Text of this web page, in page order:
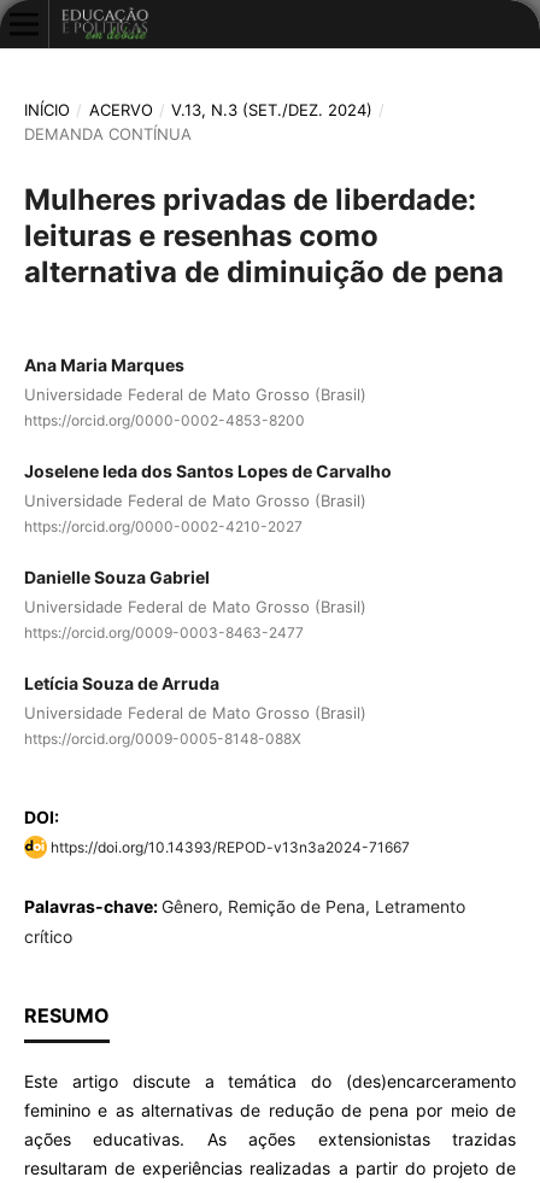
INÍCIO / ACERVO / V.13, N.3 (SET./DEZ. 2024) /
DEMANDA CONTÍNUA
Mulheres privadas de liberdade:
leituras e resenhas como
alternativa de diminuição de pena
Ana Maria Marques
Universidade Federal de Mato Grosso (Brasil)
https://orcid.org/0000-0002-4853-8200
Joselene Ieda dos Santos Lopes de Carvalho
Universidade Federal de Mato Grosso (Brasil)
https://orcid.org/0000-0002-4210-2027
Danielle Souza Gabriel
Universidade Federal de Mato Grosso (Brasil)
https://orcid.org/0009-0003-8463-2477
Letícia Souza de Arruda
Universidade Federal de Mato Grosso (Brasil)
https://orcid.org/0009-0005-8148-088X
DOI:
https://doi.org/10.14393/REPOD-v13n3a2024-71667
Palavras-chave:Gênero, Remição de Pena, Letramento
crítico
RESUMO
Este artigo discute a temática do (des)encarceramento
feminino e as alternativas de redução de pena por meio de
ações educativas. As ações extensionistas trazidas
resultaram de experiências realizadas a partir do projeto de